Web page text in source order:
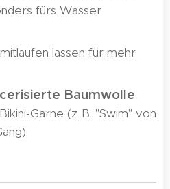
fürs Wasser
mitlaufen lassen für mehr
Baumwolle
Garne (z. B. "Swim" von